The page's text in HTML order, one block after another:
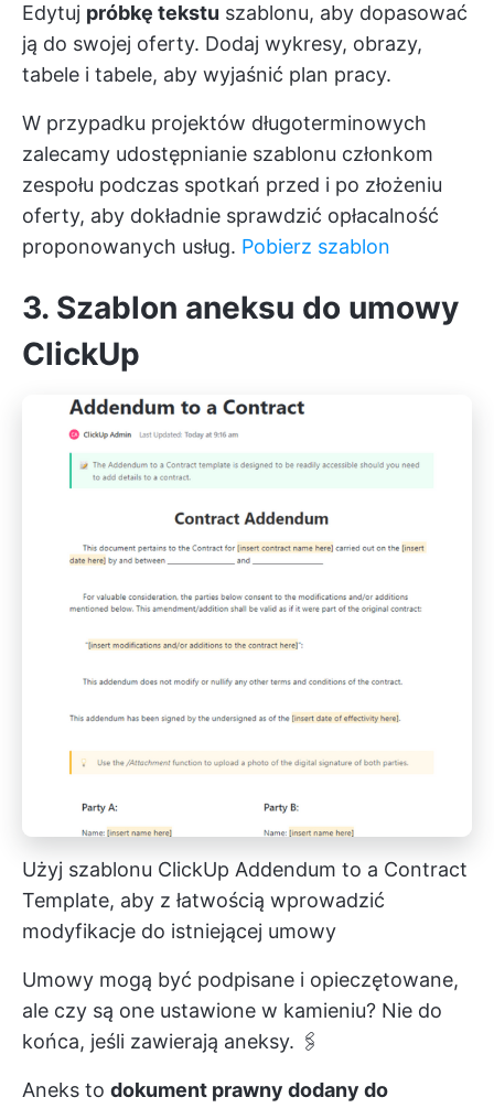
Edytuj próbkę tekstu szablonu, aby dopasować
ją do swojej oferty. Dodaj wykresy, obrazy,
tabele i tabele, aby wyjaśnić plan pracy.
W przypadku projektów długoterminowych
zalecamy udostępnianie szablonu członkom
zespołu podczas spotkań przed i po złożeniu
oferty, aby dokładnie sprawdzić opłacalność
proponowanych usług. Pobierz szablon
3. Szablon aneksu do umowy
ClickUp
Użyj szablonu ClickUp Addendum to a Contract
Template, aby z łatwością wprowadzić
modyfikacje do istniejącej umowy
Umowy mogą być podpisane i opieczętowane,
ale czy są one ustawione w kamieniu? Nie do
końca, jeśli zawierają aneksy. 🖇️
Aneks to dokument prawny dodany do